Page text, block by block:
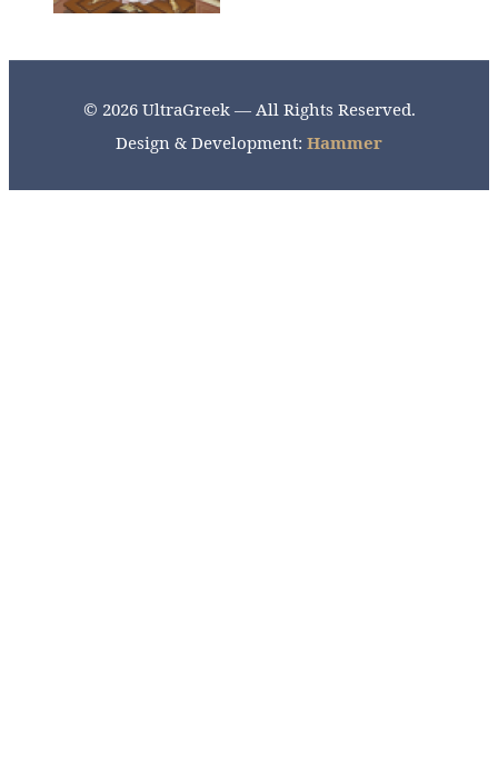
© 2026 UltraGreek — All Rights Reserved.
Design & Development: Hammer